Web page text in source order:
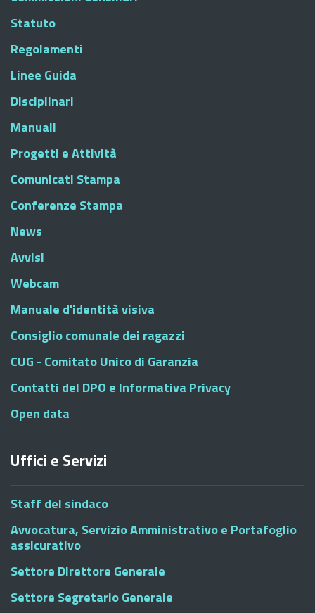
Statuto
Regolamenti
Linee Guida
Disciplinari
Manuali
Progetti e Attività
Comunicati Stampa
Conferenze Stampa
News
Avvisi
Webcam
Manuale d'identità visiva
Consiglio comunale dei ragazzi
CUG - Comitato Unico di Garanzia
Contatti del DPO e Informativa Privacy
Open data
Uffici e Servizi
Staff del sindaco
Avvocatura, Servizio Amministrativo e Portafoglio
assicurativo
Settore Direttore Generale
Settore Segretario Generale